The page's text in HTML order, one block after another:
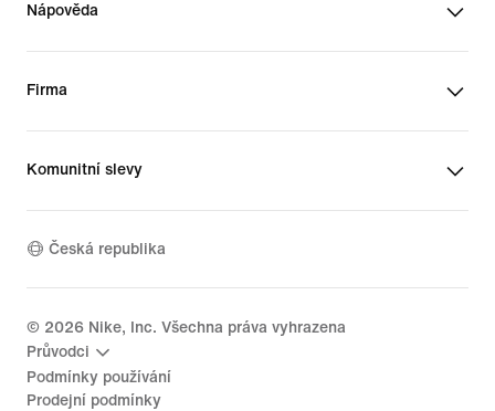
Nápověda
Firma
Komunitní slevy
Česká republika
© 2026 Nike, Inc. Všechna práva vyhrazena
Průvodci
Podmínky používání
Prodejní podmínky